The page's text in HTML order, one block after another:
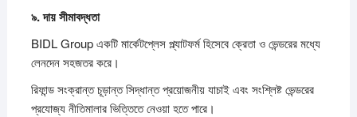
৯.দায়সীমাবদ্ধতা
BIDL Group একটি মার্কেটপ্লেস প্ল্যাটফর্ম হিসেবে ক্রেতা ও ভেন্ডরের মধ্যে
লেনদেন সহজতর করে।
রিফান্ড সংক্রান্ত চূড়ান্ত সিদ্ধান্ত প্রয়োজনীয় যাচাই এবং সংশ্লিষ্ট ভেন্ডরের
প্রযোজ্য নীতিমালার ভিত্তিতে নেওয়া হতে পারে।